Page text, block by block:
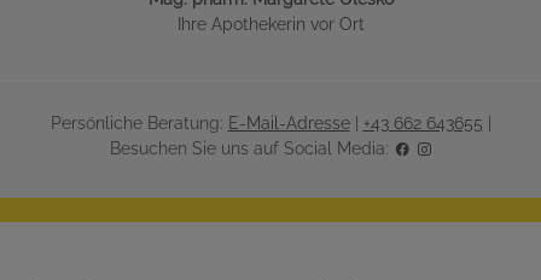
Ihre Apothekerin vor Ort
Persönliche Beratung: E-Mail-Adresse| +43 662 643655
Besuchen Sie uns auf Social Media: